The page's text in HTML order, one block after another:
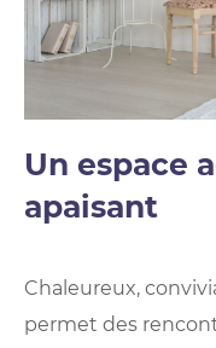
Un espace
apaisant
Chaleureux,
permet des